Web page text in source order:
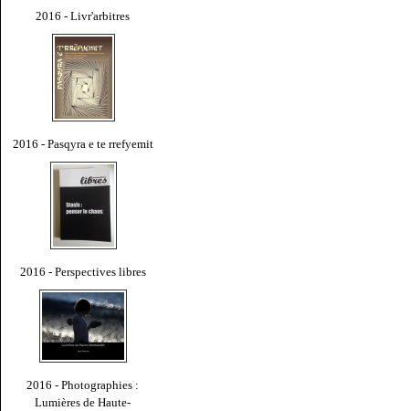
2016 - Livr'arbitres
2016 - Pasqyra e te rrefyemit
2016 - Perspectives libres
2016 - Photographies :
Lumières de Haute-